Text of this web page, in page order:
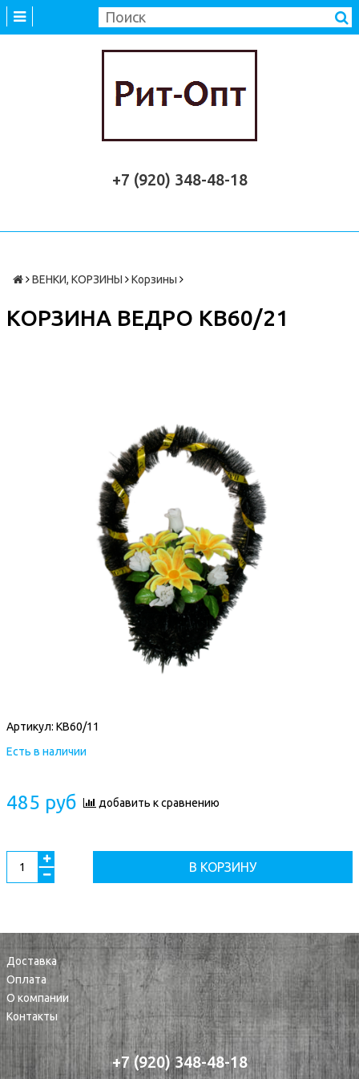
+7 (920) 348-48-18
ВЕНКИ, КОРЗИНЫ Корзины
КОРЗИНА ВЕДРО КВ60/21
Артикул: КВ60/11
Есть в наличии
485 руб добавить к сравнению
В КОРЗИНУ
Доставка
Оплата
О компании
Контакты
+7 (920) 348-48-18